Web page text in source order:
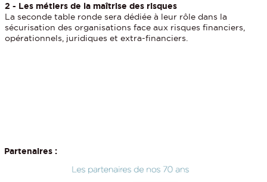
2 - Les métiers de la maîtrise des risques
La seconde table ronde sera dédiée à leur rôle dans la
sécurisation des organisations face aux risques financiers,
opérationnels, juridiques et extra-financiers.
Partenaires :